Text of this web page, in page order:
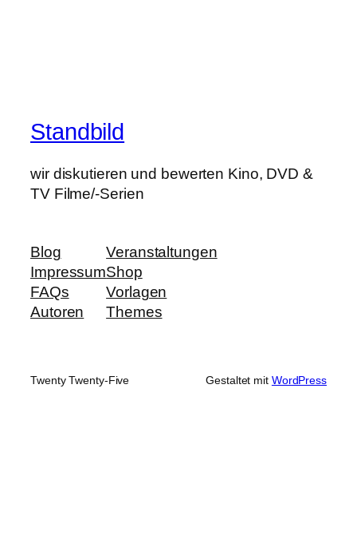
Standbild
wir diskutieren und bewerten Kino, DVD &
TV Filme/-Serien
Blog
Impressum
FAQs
Autoren
Veranstaltungen
Shop
Vorlagen
Themes
Twenty Twenty-Five Gestaltet mit WordPress